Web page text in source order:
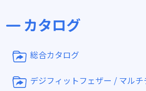
カタログ
総合カタログ
デジフィットフェザー / マル